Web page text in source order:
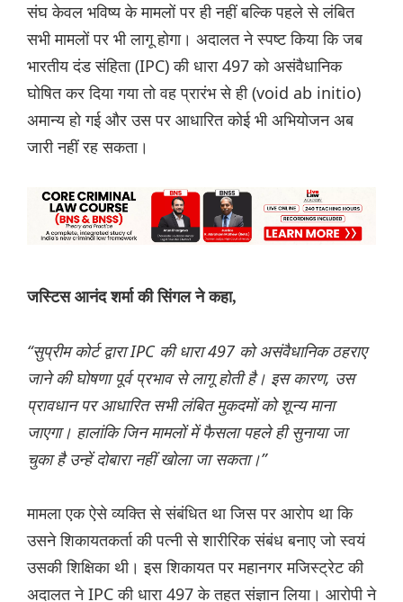
संघ केवल भविष्य के मामलों पर ही नहीं बल्कि पहले से लंबित
सभी मामलों पर भी लागू होगा। अदालत ने स्पष्ट किया कि जब
भारतीय दंड संहिता (IPC) की धारा 497 को असंवैधानिक
घोषित कर दिया गया तो वह प्रारंभ से ही (void ab initio)
अमान्य हो गई और उस पर आधारित कोई भी अभियोजन अब
जारी नहीं रह सकता।
जस्टिस आनंद शर्मा की सिंगल ने कहा,
“सुप्रीम कोर्ट द्वारा IPC की धारा 497 को असंवैधानिक ठहराए
जाने की घोषणा पूर्व प्रभाव से लागू होती है। इस कारण, उस
प्रावधान पर आधारित सभी लंबित मुकदमों को शून्य माना
जाएगा। हालांकि जिन मामलों में फैसला पहले ही सुनाया जा
चुका है उन्हें दोबारा नहीं खोला जा सकता।”
मामला एक ऐसे व्यक्ति से संबंधित था जिस पर आरोप था कि
उसने शिकायतकर्ता की पत्नी से शारीरिक संबंध बनाए जो स्वयं
उसकी शिक्षिका थी। इस शिकायत पर महानगर मजिस्ट्रेट की
अदालत ने IPC की धारा 497 के तहत संज्ञान लिया। आरोपी ने